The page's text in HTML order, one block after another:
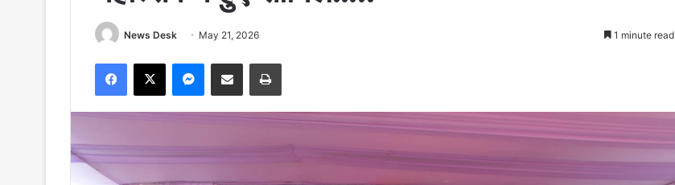
News Desk May 21, 2026 1 minute read
Facebook
X Messenger
Share via Email Print